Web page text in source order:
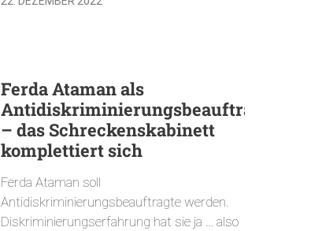
Ferda Ataman als
Antidiskriminierungsbeauftragte
– das Schreckenskabinett
komplettiert sich
Ferda Ataman soll
Antidiskriminierungsbeauftragte werden.
Diskriminierungserfahrung hat sie ja … also